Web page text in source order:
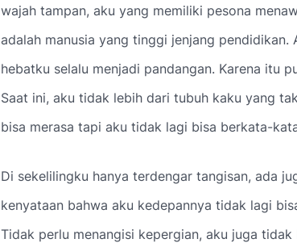
wajah tampan, aku yang memiliki pesona
adalah manusia yang tinggi jenjang pendidikan.
hebatku selalu menjadi pandangan. Karena itu
Saat ini, aku tidak lebih dari tubuh kaku yang
bisa merasa tapi aku tidak lagi bisa berkata-
Di sekelilingku hanya terdengar tangisan, ada
kenyataan bahwa aku kedepannya tidak lagi
Tidak perlu menangisi kepergian, aku juga